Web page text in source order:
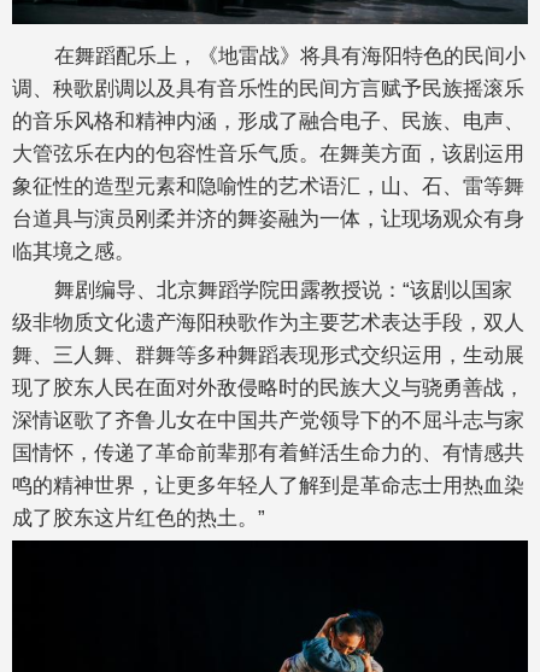
在舞蹈配乐上，《地雷战》将具有海阳特色的民间小
调、秧歌剧调以及具有音乐性的民间方言赋予民族摇滚乐
的音乐风格和精神内涵，形成了融合电子、民族、电声、
大管弦乐在内的包容性音乐气质。在舞美方面，该剧运用
象征性的造型元素和隐喻性的艺术语汇，山、石、雷等舞
台道具与演员刚柔并济的舞姿融为一体，让现场观众有身
临其境之感。
舞剧编导、北京舞蹈学院田露教授说：“该剧以国家
级非物质文化遗产海阳秧歌作为主要艺术表达手段，双人
舞、三人舞、群舞等多种舞蹈表现形式交织运用，生动展
现了胶东人民在面对外敌侵略时的民族大义与骁勇善战，
深情讴歌了齐鲁儿女在中国共产党领导下的不屈斗志与家
国情怀，传递了革命前辈那有着鲜活生命力的、有情感共
鸣的精神世界，让更多年轻人了解到是革命志士用热血染
成了胶东这片红色的热土。”